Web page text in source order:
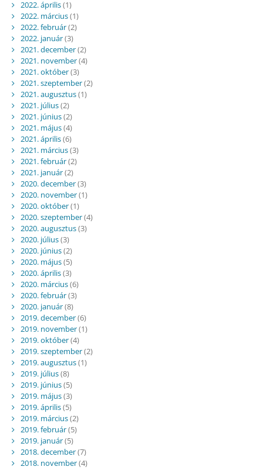
2022. április(1)
2022. március(1)
2022. február(2)
2022. január(3)
2021. december(2)
2021. november(4)
2021. október(3)
2021. szeptember(2)
2021. augusztus(1)
2021. július(2)
2021. június(2)
2021. május(4)
2021. április(6)
2021. március(3)
2021. február(2)
2021. január(2)
2020. december(3)
2020. november(1)
2020. október(1)
2020. szeptember(4)
2020. augusztus(3)
2020. július(3)
2020. június(2)
2020. május(5)
2020. április(3)
2020. március(6)
2020. február(3)
2020. január(8)
2019. december(6)
2019. november(1)
2019. október(4)
2019. szeptember(2)
2019. augusztus(1)
2019. július(8)
2019. június(5)
2019. május(3)
2019. április(5)
2019. március(2)
2019. február(5)
2019. január(5)
2018. december(7)
2018. november(4)